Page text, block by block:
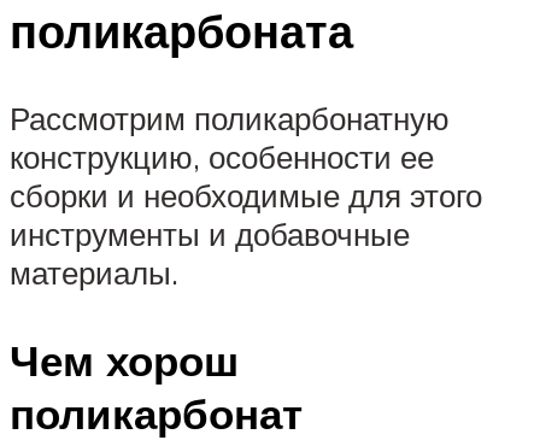
поликарбоната
Рассмотрим поликарбонатную
конструкцию, особенности ее
сборки и необходимые для этого
инструменты и добавочные
материалы.
Чем хорош
поликарбонат